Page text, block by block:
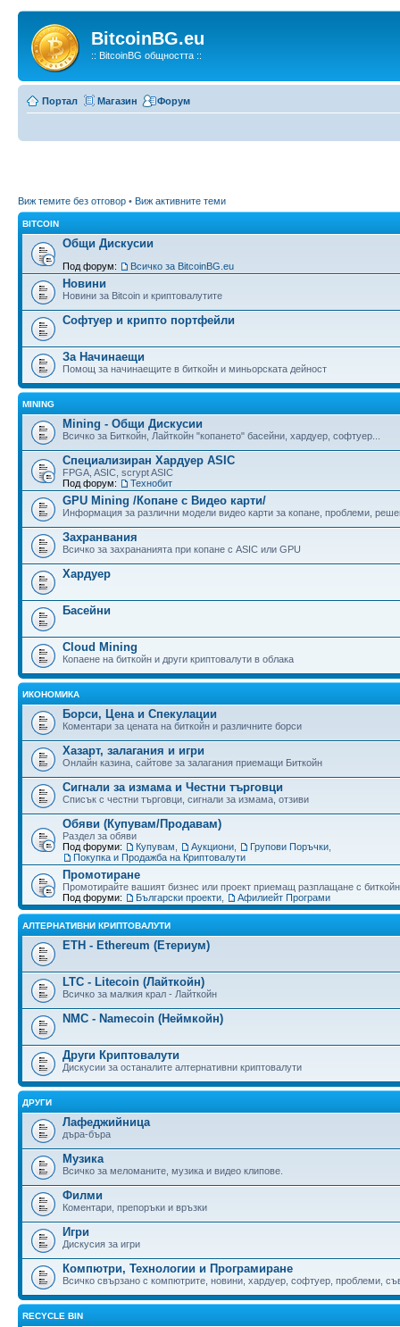
BitcoinBG.eu
:: BitcoinBG общността ::
Портал Магазин Форум
Виж темите без отговор • Виж активните теми
BITCOIN
Общи Дискусии
Под форум: Всичко за BitcoinBG.eu
Новини
Новини за Bitcoin и криптовалутите
Софтуер и крипто портфейли
За Начинаещи
Помощ за начинаещите в биткойн и миньорската дейност
MINING
Mining - Общи Дискусии
Всичко за Биткойн, Лайткойн "копането" басейни, хардуер, софтуер...
Специализиран Хардуер ASIC
FPGA, ASIC, scrypt ASIC
Под форум:
Технобит
GPU Mining /Копане с Видео карти/
Информация за различни модели видео карти за копане, проблеми,
Захранвания
Всичко за захрананията при копане с ASIC или GPU
Хардуер
Басейни
Cloud Mining
Копаене на биткойн и други криптовалути в облака
ИКОНОМИКА
Борси, Цена и Спекулации
Коментари за цената на биткойн и различните борси
Хазарт, залагания и игри
Онлайн казина, сайтове за залагания приемащи Биткойн
Сигнали за измама и Честни търговци
Списък с честни търговци, сигнали за измама, отзиви
Обяви (Купувам/Продавам)
Раздел за обяви
Под форуми:
Купувам Аукциони Групови Поръчки
Покупка и Продажба на Криптовалути
Промотиране
Промотирайте вашият бизнес или проект приемащ разплащане с биткойн
Под форуми:
Български проекти Афилиейт Програми
АЛТЕРНАТИВНИ КРИПТОВАЛУТИ
ETH - Ethereum (Етериум)
LTC - Litecoin (Лайткойн)
Всичко за малкия крал - Лайткойн
NMC - Namecoin (Неймкойн)
Други Криптовалути
Дискусии за останалите алтернативни криптовалути
ДРУГИ
Лафеджийница
дъра-бъра
Музика
Всичко за меломаните, музика и видео клипове.
Филми
Коментари, препоръки и връзки
Игри
Дискусия за игри
Компютри, Технологии и Програмиране
Всичко свързано с компютрите, новини, хардуер, софтуер, проблеми,
RECYCLE BIN